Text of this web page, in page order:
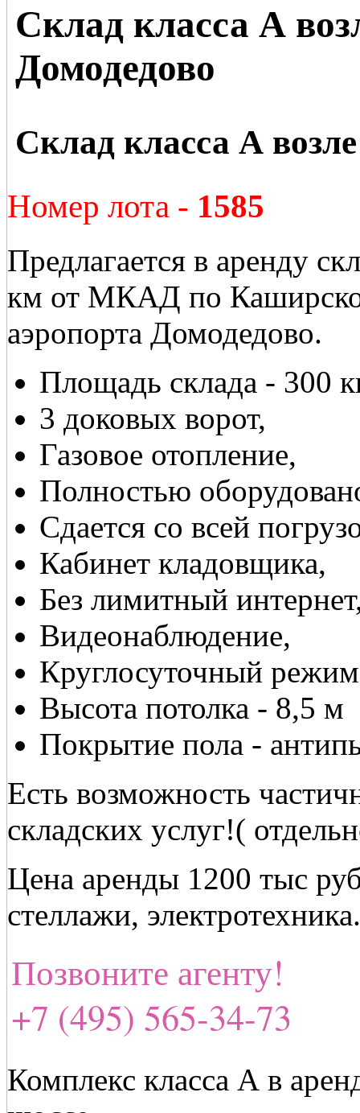
Склад класса А
Домодедово
Склад класса А
Номер лота - 1585
Предлагается в аренду
км от МКАД по
аэропорта Домодедово.
Площадь склада - 300
3 доковых ворот,
Газовое отопление,
Полностью
Сдается со всей
Кабинет кладовщика,
Без лимитный
Видеонаблюдение,
Круглосуточный
Высота потолка - 8,5 м
Покрытие пола -
Есть возможность
складских услуг!(
Цена аренды 1200 тыс
стеллажи, электротехника.
Позвоните агенту!
+7 (495) 565-34-73
Комплекс класса А в